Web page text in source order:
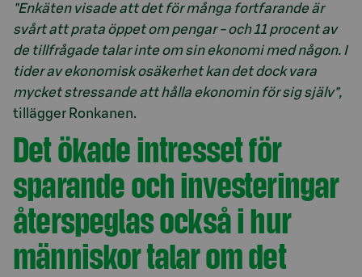
"Enkäten visade att det för många fortfarande är
svårt att prata öppet om pengar - och 11 procent av
de tillfrågade talar inte om sin ekonomi med någon. I
tider av ekonomisk osäkerhet kan det dock vara
mycket stressande att hålla ekonomin för sig själv",
tillägger Ronkanen.
Det ökade intresset för
sparande och investeringar
återspeglas också i hur
människor talar om det